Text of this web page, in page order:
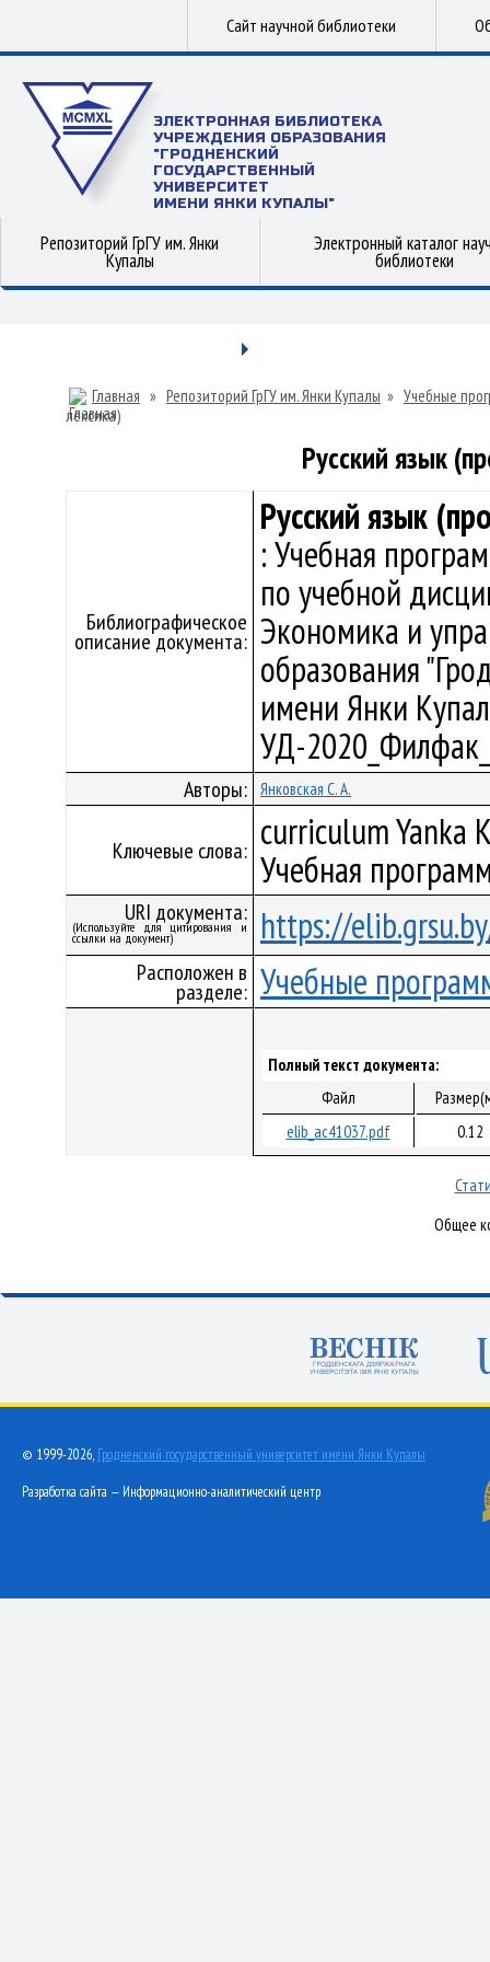
Сайт научной библиотеки
ЭЛЕКТРОННАЯ БИБЛИОТЕКА
УЧРЕЖДЕНИЯ ОБРАЗОВАНИЯ
"ГРОДНЕНСКИЙ
ГОСУДАРСТВЕННЫЙ
УНИВЕРСИТЕТ
ИМЕНИ ЯНКИ КУПАЛЫ"
Репозиторий ГрГУ им. Янки
Купалы
Электронный каталог
библиотеки
Главная » Репозиторий ГрГУ им. Янки Купалы » Учебные
лексика)
Русский язык
Библиографическое
описание документа:
Русский язык
: Учебная
по учебной
Экономика и
образования
имени Янки
УД-
Авторы: Янковская С. А.
Ключевые слова: curriculum Yanka
Учебная
URI документа:
(Используйте для цитирования и
ссылки на документ) https://
Расположен в
разделе: Учебные
Полный текст документа:
Файл
elib_ac41037.pdf
0.12
Общее
© 1999-2026, Гродненский государственный университет имени Янки Купалы
Разработка сайта — Информационно-аналитический центр